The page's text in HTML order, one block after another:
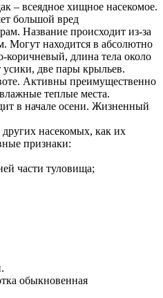
– всеядное хищное насекомое.
большой вред
Название происходит из-за
Могут находится в абсолютно
коричневый, длина тела около
две пары крыльев.
Активны преимущественно
теплые места.
в начале осени. Жизненный
насекомых, как их
признаки:
части туловища;